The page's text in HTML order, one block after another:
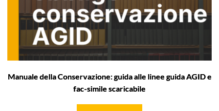
Manuale della Conservazione: guida alle linee guida AGID e
fac-simile scaricabile